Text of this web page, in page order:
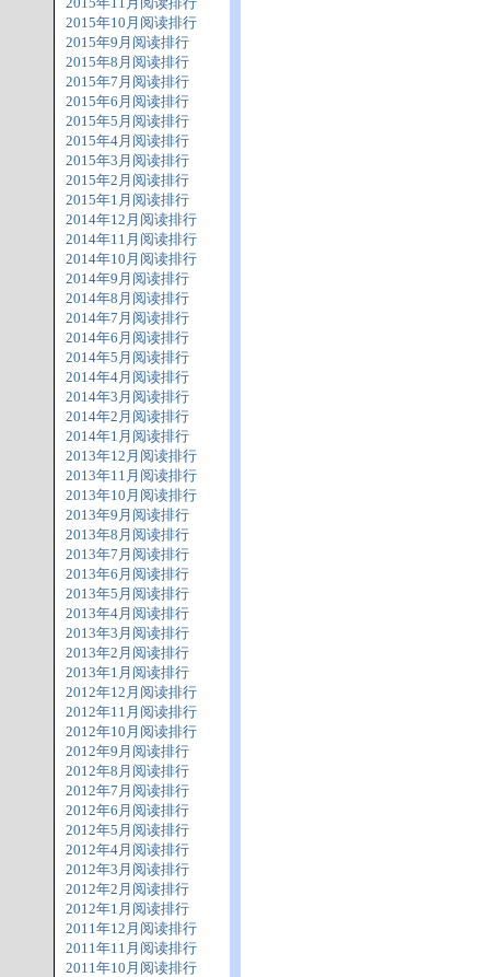
2015年10月阅读排行
2015年9月阅读排行
2015年8月阅读排行
2015年7月阅读排行
2015年6月阅读排行
2015年5月阅读排行
2015年4月阅读排行
2015年3月阅读排行
2015年2月阅读排行
2015年1月阅读排行
2014年12月阅读排行
2014年11月阅读排行
2014年10月阅读排行
2014年9月阅读排行
2014年8月阅读排行
2014年7月阅读排行
2014年6月阅读排行
2014年5月阅读排行
2014年4月阅读排行
2014年3月阅读排行
2014年2月阅读排行
2014年1月阅读排行
2013年12月阅读排行
2013年11月阅读排行
2013年10月阅读排行
2013年9月阅读排行
2013年8月阅读排行
2013年7月阅读排行
2013年6月阅读排行
2013年5月阅读排行
2013年4月阅读排行
2013年3月阅读排行
2013年2月阅读排行
2013年1月阅读排行
2012年12月阅读排行
2012年11月阅读排行
2012年10月阅读排行
2012年9月阅读排行
2012年8月阅读排行
2012年7月阅读排行
2012年6月阅读排行
2012年5月阅读排行
2012年4月阅读排行
2012年3月阅读排行
2012年2月阅读排行
2012年1月阅读排行
2011年12月阅读排行
2011年11月阅读排行
2011年10月阅读排行